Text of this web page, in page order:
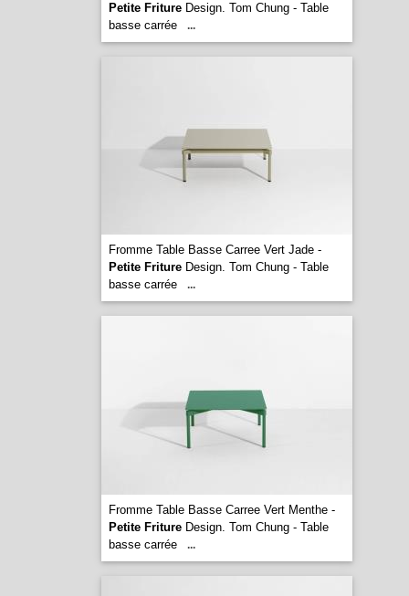
Petite FritureDesign. Tom Chung - Table
basse carrée
...
Fromme Table Basse Carree Vert Jade -
Petite FritureDesign. Tom Chung - Table
basse carrée
...
Fromme Table Basse Carree Vert Menthe -
Petite FritureDesign. Tom Chung - Table
basse carrée
...